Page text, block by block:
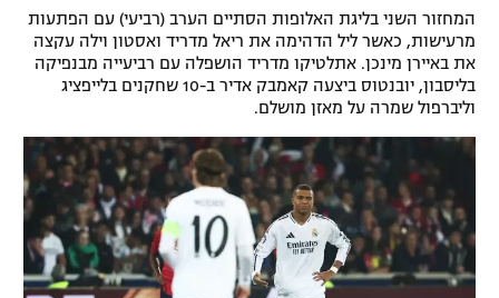
תקנון משתתפים וזוכים בפרסים
תקנון עבור פעילות אלקטרה
תקנון עבור פעילות ספורט 1 – "מרלן"
טניס
גיימינג E-Sports
תנאי שימוש
מדיניות פרטיות
פוטבול אמריקאי NFL
בייסבול MLB
ספורט אתגרי ואקסטרים
אומנויות לחימה
גיימינג E-Sports
המחזור השני בליגת האלופות הסתיים הערב (רביעי) עם הפתעות
מרעישות, כאשר ליל הדהימה את ריאל מדריד ואסטון וילה עקצה
את באיירן מינכן. אתלטיקו מדריד הושפלה עם רביעייה מבנפיקה
בליסבון, יובנטוס ביצעה קאמבק אדיר ב-10 שחקנים בלייפציג
וליברפול שמרה על מאזן מושלם.